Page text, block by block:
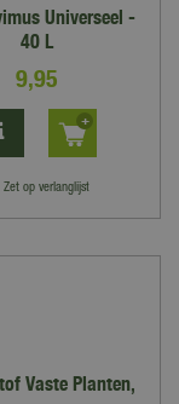
Universeel -
40 L
9,95
Zet op verlanglijst
Vaste Planten,